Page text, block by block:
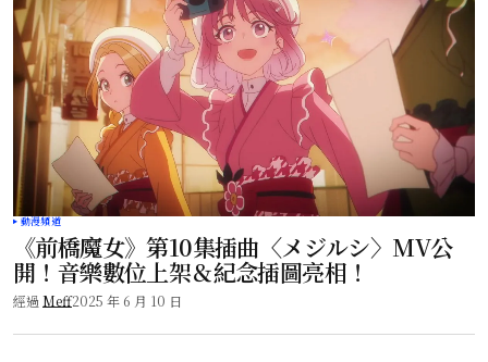
動漫頻道
《前橋魔女》第10集插曲〈メジルシ〉MV公
開！音樂數位上架＆紀念插圖亮相！
經過 Meff2025 年 6 月 10 日